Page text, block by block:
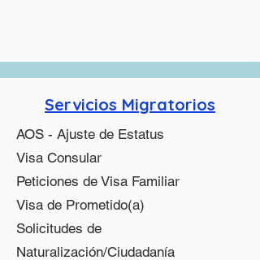
Servicios Migratorios
AOS - Ajuste de Estatus
Visa Consular
Peticiones de Visa Familiar
Visa de Prometido(a)
Solicitudes de
Naturalización/Ciudadanía